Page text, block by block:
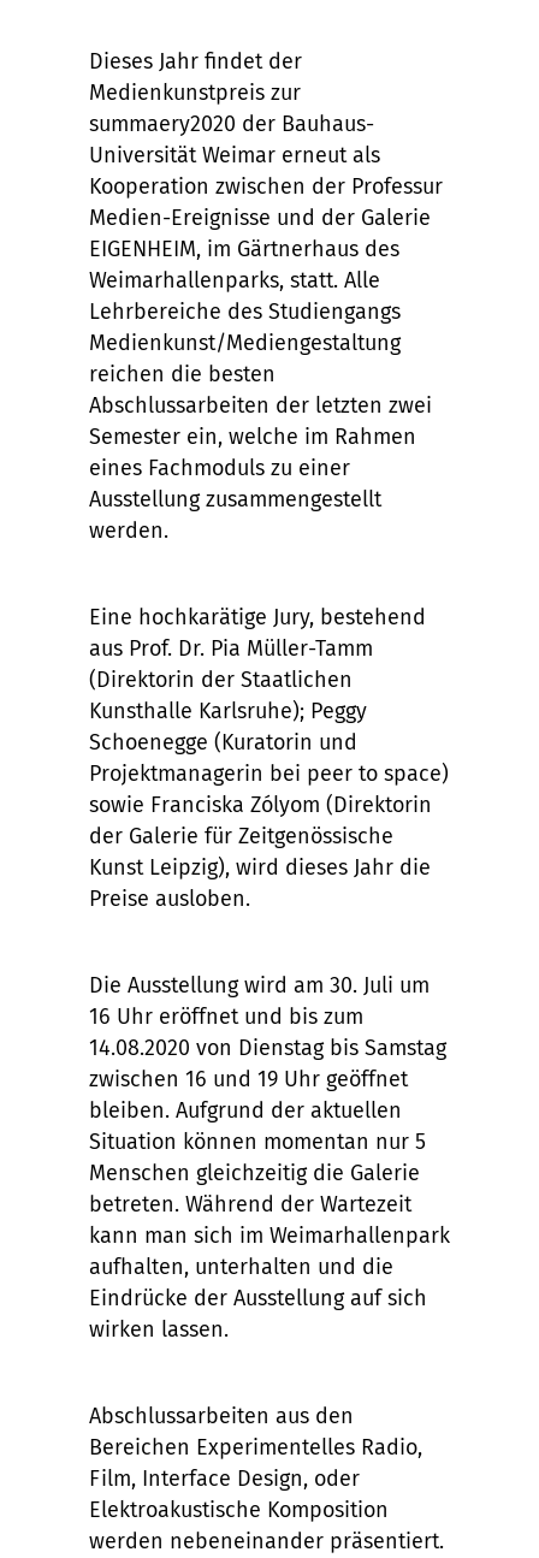
Dieses Jahr findet der
Medienkunstpreis zur
summaery2020 der Bauhaus-
Universität Weimar erneut als
Kooperation zwischen der Professur
Medien-Ereignisse und der Galerie
EIGENHEIM, im Gärtnerhaus des
Weimarhallenparks, statt. Alle
Lehrbereiche des Studiengangs
Medienkunst/Mediengestaltung
reichen die besten
Abschlussarbeiten der letzten zwei
Semester ein, welche im Rahmen
eines Fachmoduls zu einer
Ausstellung zusammengestellt
werden.
Eine hochkarätige Jury, bestehend
aus Prof. Dr. Pia Müller-Tamm
(Direktorin der Staatlichen
Kunsthalle Karlsruhe); Peggy
Schoenegge (Kuratorin und
Projektmanagerin bei peer to space)
sowie Franciska Zólyom (Direktorin
der Galerie für Zeitgenössische
Kunst Leipzig), wird dieses Jahr die
Preise ausloben.
Die Ausstellung wird am 30. Juli um
16 Uhr eröffnet und bis zum
14.08.2020 von Dienstag bis Samstag
zwischen 16 und 19 Uhr geöffnet
bleiben. Aufgrund der aktuellen
Situation können momentan nur 5
Menschen gleichzeitig die Galerie
betreten. Während der Wartezeit
kann man sich im Weimarhallenpark
aufhalten, unterhalten und die
Eindrücke der Ausstellung auf sich
wirken lassen.
Abschlussarbeiten aus den
Bereichen Experimentelles Radio,
Film, Interface Design, oder
Elektroakustische Komposition
werden nebeneinander präsentiert.